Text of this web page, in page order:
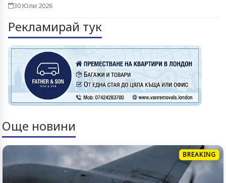
30 Юли 2026
Рекламирай тук
Още новини
BREAKING